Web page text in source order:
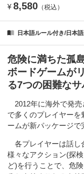
¥ 8,580 （税込）
日本語ルール付き/日本
危険に満ちた孤
ボードゲームが
る7つの困難な
2012年に海外で発売
で多くのプレイヤー
ームが新パッケージ
各プレイヤーは話し
様々なアクション(探
ど)を行うことで、危